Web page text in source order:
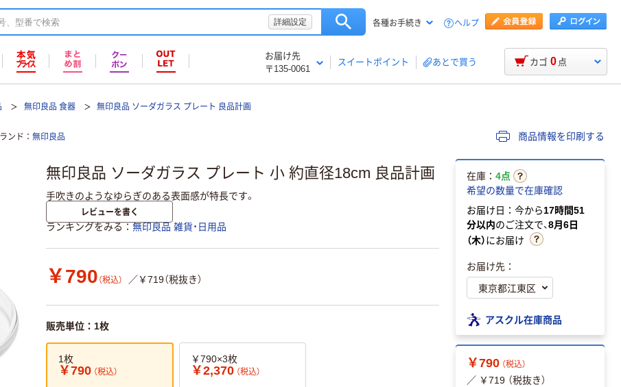
詳細設定 各種お手続き ヘルプ
お届け先
〒135-0061
スイートポイント あとで買う カゴ 0 点
無印良品 食器 無印良品 ソーダガラス プレート 良品計画
ンド 無印良品 商品情報を印刷する
無印良品 ソーダガラス プレート 小 約直径18cm 良品計画
手吹きのようなゆらぎのある表面感が特長です。
レビューを書く
ランキングをみる 無印良品 雑貨・日用品
￥790 （税込） ／￥719（税抜き）
販売単位：1枚
1枚
￥790 （税込）
￥790×3枚
￥2,370 （税込）
在庫： 4点
希望の数量で在庫確認
お届け日：今から17時間51
分以内のご注文で、8月6日
（木）にお届け
お届け先：
アスクル在庫商品
￥790 （税込）
／ ￥719 （税抜き）